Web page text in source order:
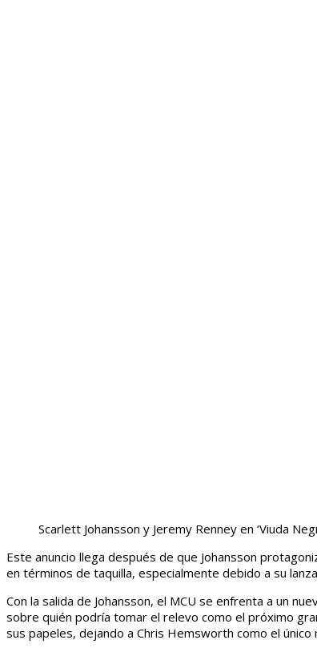
Scarlett Johansson y Jeremy Renney en ‘Viuda
Este anuncio llega después de que Johansson
en términos de taquilla, especialmente debido a su
Con la salida de Johansson, el MCU se enfrenta a un
sobre quién podría tomar el relevo como el próximo
sus papeles, dejando a Chris Hemsworth como el